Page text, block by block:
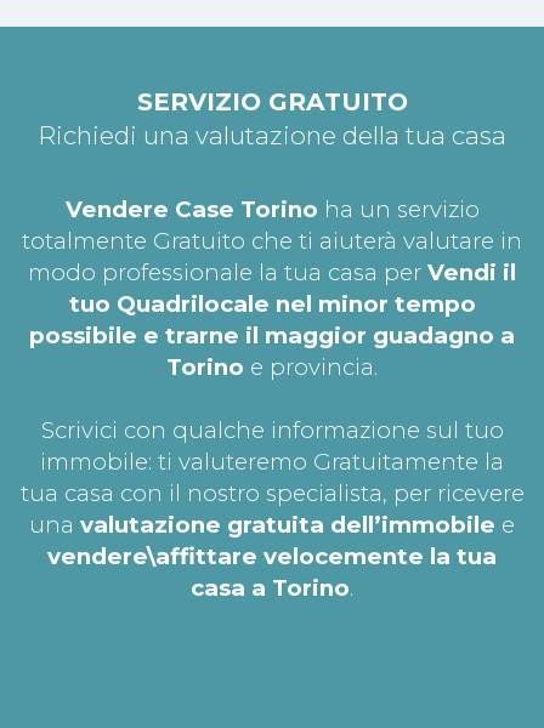
SERVIZIO GRATUITO
Richiedi una valutazione della tua casa
Vendere Case Torino ha un servizio
totalmente Gratuito che ti aiuterà valutare in
modo professionale la tua casa per Vendi il
tuo Quadrilocale nel minor tempo
possibile e trarne il maggior guadagno a
Torino e provincia.
Scrivici con qualche informazione sul tuo
immobile: ti valuteremo Gratuitamente la
tua casa con il nostro specialista, per ricevere
una valutazione gratuita dell’immobile e
vendere\affittare velocemente la tua
casa a Torino.